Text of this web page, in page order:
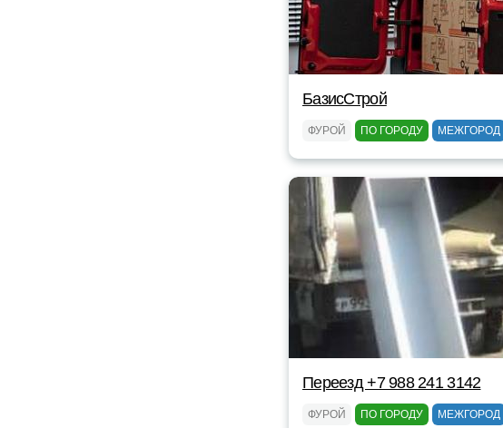
БазисСтрой
ФУРОЙ ПО ГОРОДУ МЕЖГОРОД
Переезд +7 988 241 3142
ФУРОЙ ПО ГОРОДУ МЕЖГОРОД